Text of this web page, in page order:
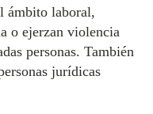
ámbito laboral,
o ejerzan violencia
personas. También
jurídicas